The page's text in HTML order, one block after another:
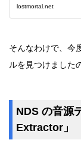
で、ゲームからサ
lostmortal.net
そんなわけで、今
ルを見つけました
NDS の音源
Extractor」